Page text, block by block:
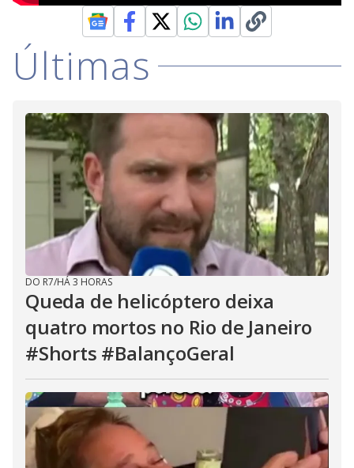
Últimas
DO R7/HÁ 3 HORAS
Queda de helicóptero deixa
quatro mortos no Rio de Janeiro
#Shorts #BalançoGeral